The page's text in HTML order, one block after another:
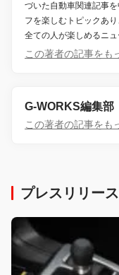
づいた自動車関連記事
フを楽しむトピックあ
全ての人が楽しめるニュ
この著者の記事をも
G-WORKS編集部
この著者の記事をも
プレスリリー